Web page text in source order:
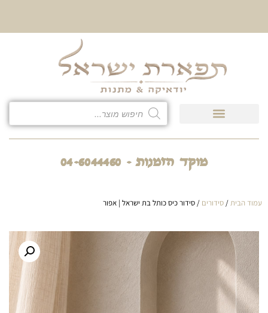
מוקד הזמנות - 04-6044460
עמוד הבית/ סידורים / סידור כיס כותל בת ישראל | אפור